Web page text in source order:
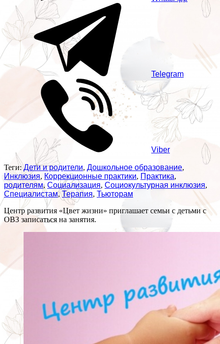
Telegram
Viber
Теги:Дети и родители, Дошкольное образование,
Инклюзия, Коррекционные практики, Практика,
родителям, Социализация, Социокультурная инклюзия,
Специалистам,Терапия, Тьюторам
Центр развития «Цвет жизни» приглашает семьи с детьми с
ОВЗ записаться на занятия.